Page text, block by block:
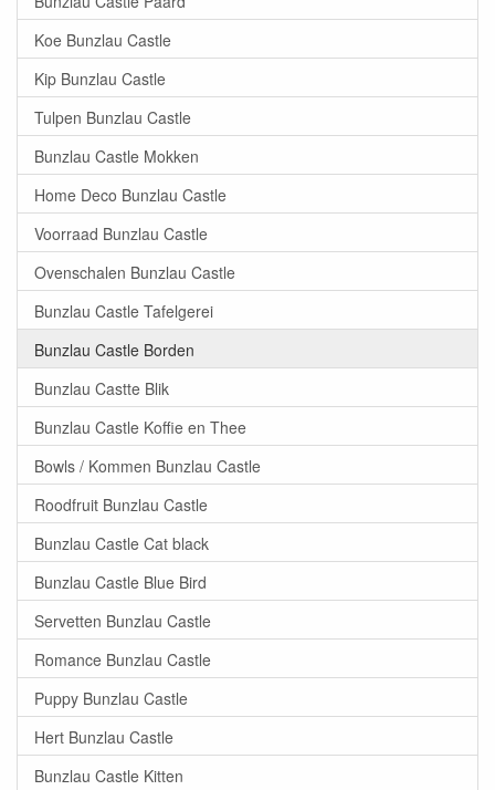
Koe Bunzlau Castle
Kip Bunzlau Castle
Tulpen Bunzlau Castle
Bunzlau Castle Mokken
Home Deco Bunzlau Castle
Voorraad Bunzlau Castle
Ovenschalen Bunzlau Castle
Bunzlau Castle Tafelgerei
Bunzlau Castle Borden
Bunzlau Castte Blik
Bunzlau Castle Koffie en Thee
Bowls / Kommen Bunzlau Castle
Roodfruit Bunzlau Castle
Bunzlau Castle Cat black
Bunzlau Castle Blue Bird
Servetten Bunzlau Castle
Romance Bunzlau Castle
Puppy Bunzlau Castle
Hert Bunzlau Castle
Bunzlau Castle Kitten